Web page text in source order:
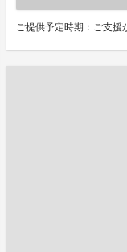
ご提供予定時期：ご支援